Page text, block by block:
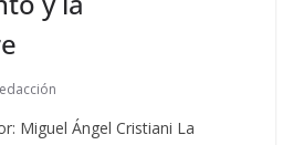
Miguel Ángel Cristiani La